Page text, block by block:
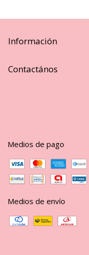
Información
Contactános
Medios de pago
Medios de envío